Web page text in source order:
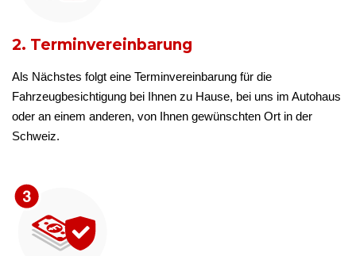
2. Terminvereinbarung
Als Nächstes folgt eine Terminvereinbarung für die
Fahrzeugbesichtigung bei Ihnen zu Hause, bei uns im Autohaus
oder an einem anderen, von Ihnen gewünschten Ort in der
Schweiz.